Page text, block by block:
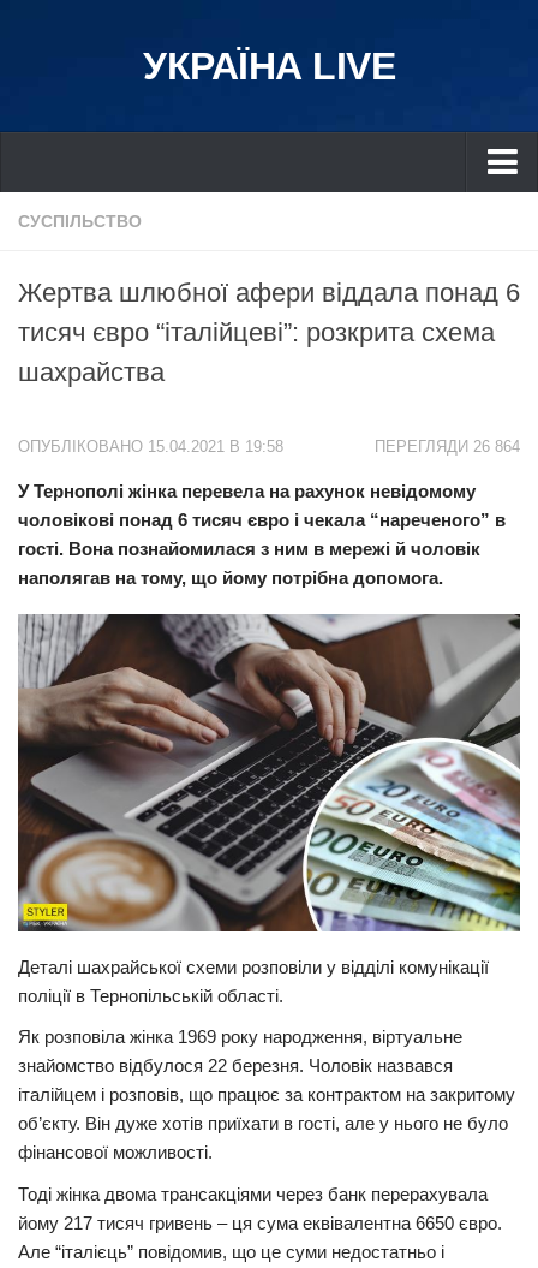
УКРАЇНА LIVE
Україна
Дніпро
Львів
Івано-Франківськ
Донбас
Одеса
Прикарпаття
Економіка
Політика
Світ
Цікаво
Технології
Історії
Рецепти
Здоров’я
Події
Кримінал
Трагедії
Курйози
Суспільство
Культура
СУСПІЛЬСТВО
Жертва шлюбної афери віддала понад 6
тисяч євро “італійцеві”: розкрита схема
шахрайства
ПЕРЕГЛЯДИ 26 864
ОПУБЛІКОВАНО 15.04.2021 В 19:58
У Тернополі жінка перевела на рахунок невідомому
чоловікові понад 6 тисяч євро і чекала “нареченого” в
гості. Вона познайомилася з ним в мережі й чоловік
наполягав на тому, що йому потрібна допомога.
Деталі шахрайської схеми розповіли у відділі комунікації
поліції в Тернопільській області.
Як розповіла жінка 1969 року народження, віртуальне
знайомство відбулося 22 березня. Чоловік назвався
італійцем і розповів, що працює за контрактом на закритому
об’єкту. Він дуже хотів приїхати в гості, але у нього не було
фінансової можливості.
Тоді жінка двома трансакціями через банк перерахувала
йому 217 тисяч гривень – ця сума еквівалентна 6650 євро.
Але “італієць” повідомив, що це суми недостатньо і